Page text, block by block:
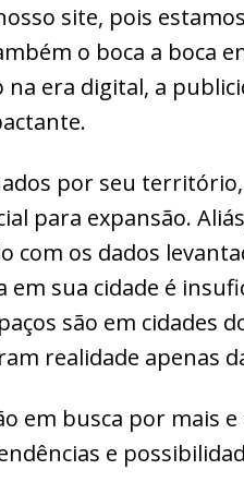
site, pois
o boca a boca
era digital, a
por seu
para expansão.
os dados
em sua cidade é
são em cidades
realidade apenas
em busca por mais e
e